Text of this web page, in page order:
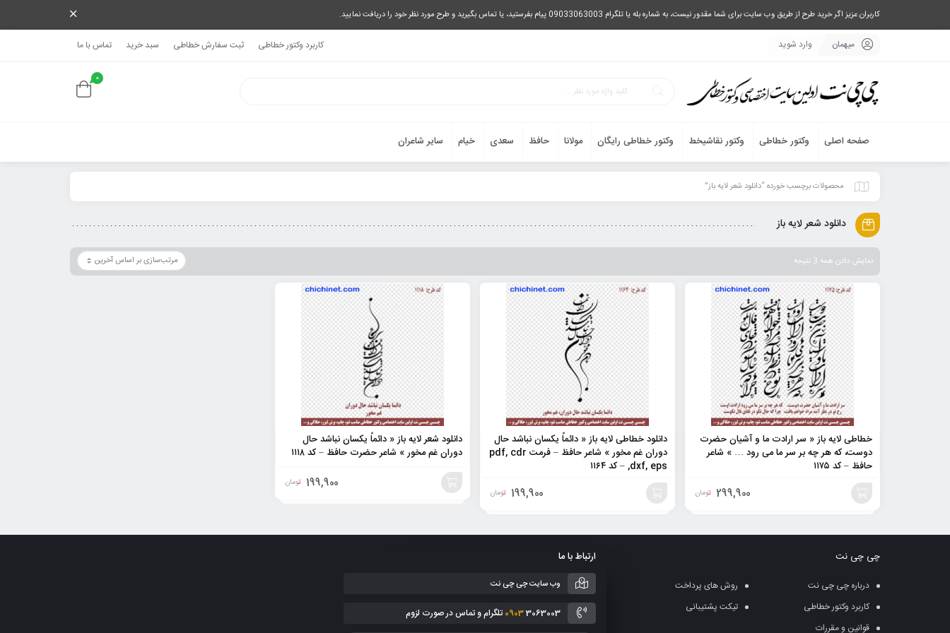
کاربران عزیز اگر خرید طرح از طریق وب سایت برای شما مقدور نیست، به شماره بله یا تلگرام 09033063003 پیام بفرستید، یا تماس بگیرید و طرح مورد نظر خود را دریافت نمایید.
میهمان وارد شوید کاربرد وکتور خطاطی ثبت سفارش خطاطی سبد خرید تماس با ما
0
صفحه اصلی وکتور خطاطی وکتور نقاشیخط وکتور خطاطی رایگان مولانا حافظ سعدی خیام سایر شاعران
محصولات برچسب خورده “دانلود شعر لایه باز”
دانلود شعر لایه باز
نمایش دادن همه 3 نتیجه
خطاطی لایه باز « سر ارادت ما و آشیان حضرت
دوست، که هر چه بر سر ما می رود … » شاعر
حافظ – کد ۱۱۷۵
299,900 تومان
دانلود خطاطی لایه باز « دائماً یکسان نباشد حال
دوران غم مخور » شاعر حافظ – فرمت pdf, cdr
,dxf, eps – کد ۱۱۶۴
199,900 تومان
دانلود شعر لایه باز « دائماً یکسان نباشد حال
دوران غم مخور » شاعر حضرت حافظ – کد ۱۱۱۸
199,900 تومان
به
چی چی نت
درباره چی چی نت
روش های پرداخت
کاربرد وکتور خطاطی
تیکت پشتیبانی
قوانین و مقررات
ارتباط با ما
وب سایت چی چی نت
09033063003 تلگرام و تماس در صورت لزوم